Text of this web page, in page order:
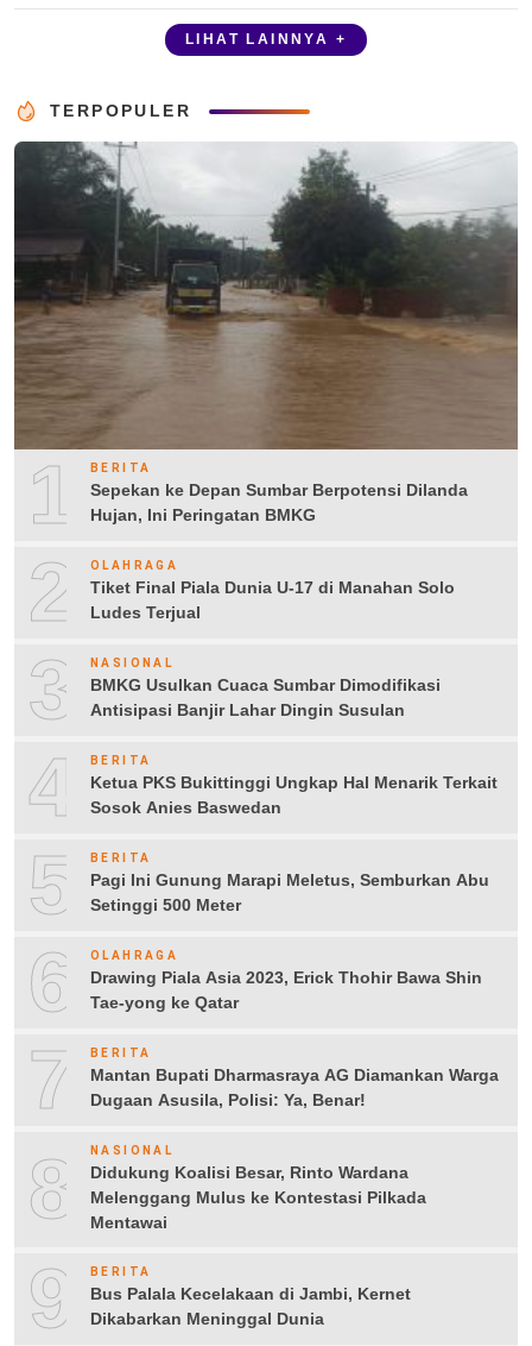
LIHAT LAINNYA +
TERPOPULER
1 BERITA
Sepekan ke Depan Sumbar Berpotensi Dilanda
Hujan, Ini Peringatan BMKG
2 OLAHRAGA
Tiket Final Piala Dunia U-17 di Manahan Solo
Ludes Terjual
3 NASIONAL
BMKG Usulkan Cuaca Sumbar Dimodifikasi
Antisipasi Banjir Lahar Dingin Susulan
4 BERITA
Ketua PKS Bukittinggi Ungkap Hal Menarik Terkait
Sosok Anies Baswedan
5 BERITA
Pagi Ini Gunung Marapi Meletus, Semburkan Abu
Setinggi 500 Meter
6 OLAHRAGA
Drawing Piala Asia 2023, Erick Thohir Bawa Shin
Tae-yong ke Qatar
7 BERITA
Mantan Bupati Dharmasraya AG Diamankan Warga
Dugaan Asusila, Polisi: Ya, Benar!
8 NASIONAL
Didukung Koalisi Besar, Rinto Wardana
Melenggang Mulus ke Kontestasi Pilkada
Mentawai
9 BERITA
Bus Palala Kecelakaan di Jambi, Kernet
Dikabarkan Meninggal Dunia